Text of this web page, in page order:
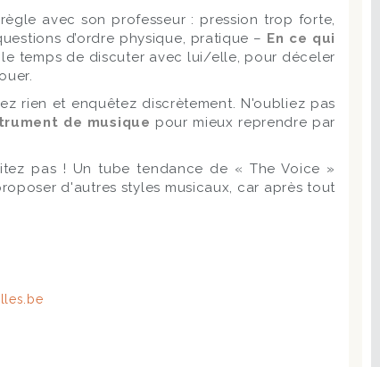
avec son professeur : pression trop forte,
d’ordre physique, pratique – En ce qui
temps de discuter avec lui/elle, pour déceler
rien et enquêtez discrètement. N'oubliez pas
de musique pour mieux reprendre par
pas ! Un tube tendance de « The Voice »
d'autres styles musicaux, car après tout